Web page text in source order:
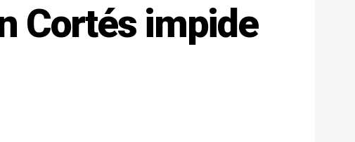
Cortés impide